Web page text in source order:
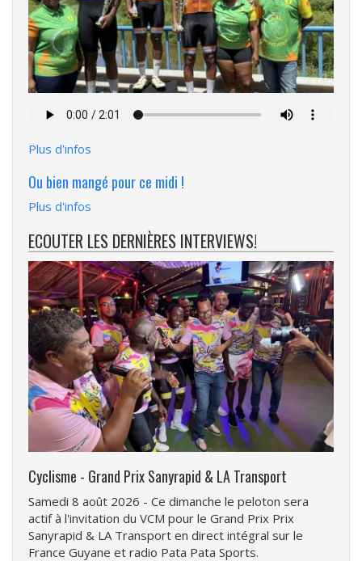
audio
Plus d'infos
Ou bien mangé pour ce midi !
Plus d'infos
ECOUTER LES DERNIÈRES INTERVIEWS!
Cyclisme - Grand Prix Sanyrapid & LA Transport
Samedi 8 août 2026 - Ce dimanche le peloton sera
actif à l'invitation du VCM pour le Grand Prix Prix
Sanyrapid & LA Transport en direct intégral sur le
France Guyane et radio Pata Pata Sports.